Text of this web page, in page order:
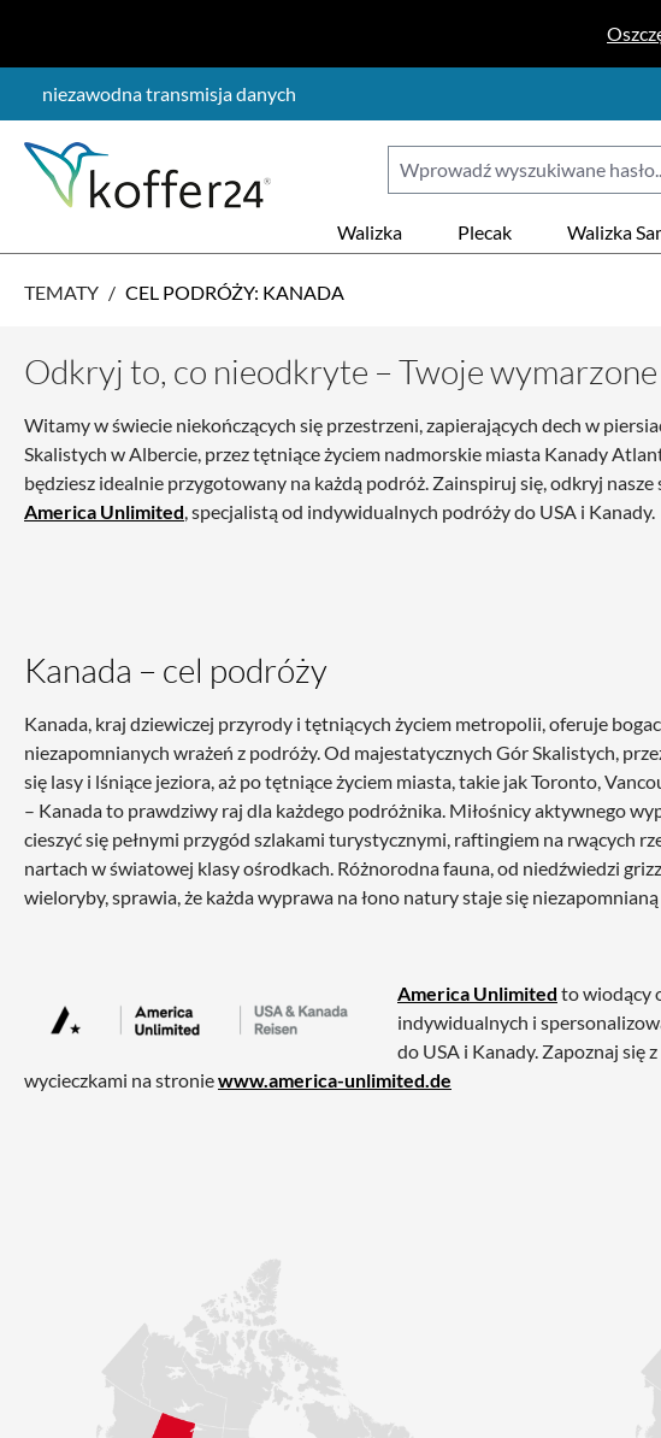
niezawodna transmisja danych
Walizka Plecak Walizka
TEMATY / CEL PODRÓŻY: KANADA
Odkryj to, co nieodkryte – Twoje
Witamy w świecie niekończących się przestrzeni, zapierających dech w
Skalistych w Albercie, przez tętniące życiem nadmorskie miasta Kanady
będziesz idealnie przygotowany na każdą podróż. Zainspiruj się, odkryj
America Unlimited, specjalistą od indywidualnych podróży do USA i Kanady.
Kanada – cel podróży
Kanada, kraj dziewiczej przyrody i tętniących życiem metropolii, oferuje
niezapomnianych wrażeń z podróży. Od majestatycznych Gór Skalistych,
się lasy i lśniące jeziora, aż po tętniące życiem miasta, takie jak Toronto,
– Kanada to prawdziwy raj dla każdego podróżnika. Miłośnicy aktywnego
cieszyć się pełnymi przygód szlakami turystycznymi, raftingiem na rwących
nartach w światowej klasy ośrodkach. Różnorodna fauna, od niedźwiedzi
wieloryby, sprawia, że każda wyprawa na łono natury staje się
America Unlimited to wiodący
indywidualnych i
do USA i Kanady. Zapoznaj się
wycieczkami na stroniewww.america-unlimited.de